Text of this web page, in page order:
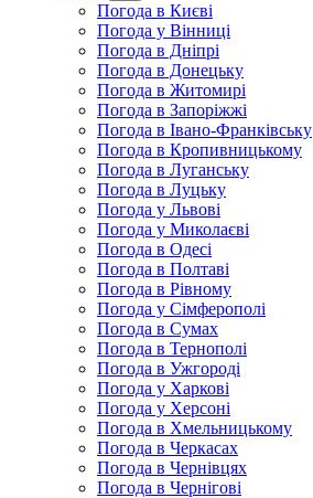
Погода в Києві
Погода у Вінниці
Погода в Дніпрі
Погода в Донецьку
Погода в Житомирі
Погода в Запоріжжі
Погода в Івано-Франківську
Погода в Кропивницькому
Погода в Луганську
Погода в Луцьку
Погода у Львові
Погода у Миколаєві
Погода в Одесі
Погода в Полтаві
Погода в Рівному
Погода у Сімферополі
Погода в Сумах
Погода в Тернополі
Погода в Ужгороді
Погода у Харкові
Погода у Херсоні
Погода в Хмельницькому
Погода в Черкасах
Погода в Чернівцях
Погода в Чернігові